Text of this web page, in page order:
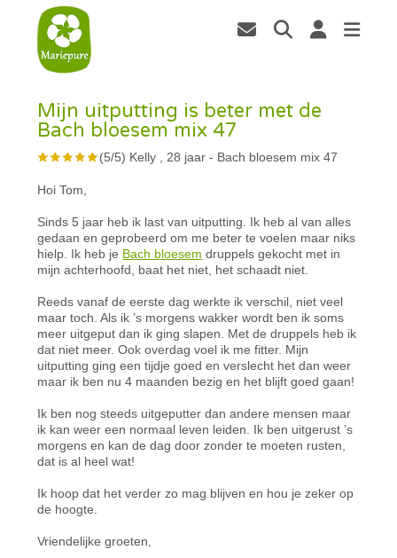
Mijn uitputting is beter met de
Bach bloesem mix 47
(5/5) Kelly , 28 jaar - Bach bloesem mix 47
Hoi Tom,
Sinds 5 jaar heb ik last van uitputting. Ik heb al van alles
gedaan en geprobeerd om me beter te voelen maar niks
hielp. Ik heb je Bach bloesem druppels gekocht met in
mijn achterhoofd, baat het niet, het schaadt niet.
Reeds vanaf de eerste dag werkte ik verschil, niet veel
maar toch. Als ik ’s morgens wakker wordt ben ik soms
meer uitgeput dan ik ging slapen. Met de druppels heb ik
dat niet meer. Ook overdag voel ik me fitter. Mijn
uitputting ging een tijdje goed en verslecht het dan weer
maar ik ben nu 4 maanden bezig en het blijft goed gaan!
Ik ben nog steeds uitgeputter dan andere mensen maar
ik kan weer een normaal leven leiden. Ik ben uitgerust ’s
morgens en kan de dag door zonder te moeten rusten,
dat is al heel wat!
Ik hoop dat het verder zo mag blijven en hou je zeker op
de hoogte.
Vriendelijke groeten,